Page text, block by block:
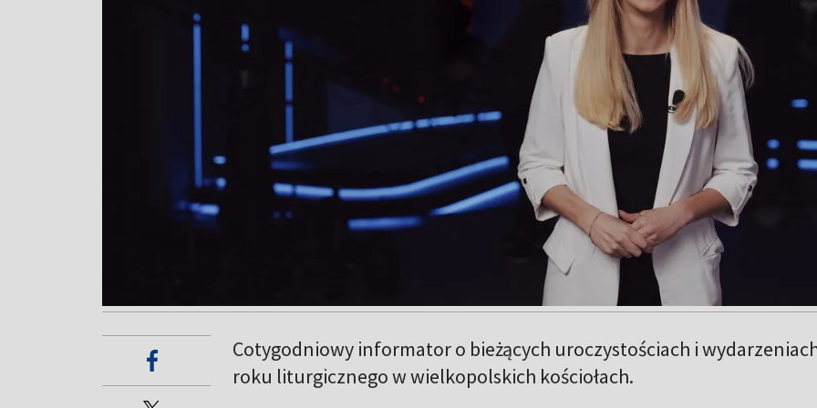
Cotygodniowy informator o bieżących uroczystościach i
roku liturgicznego w wielkopolskich kościołach.